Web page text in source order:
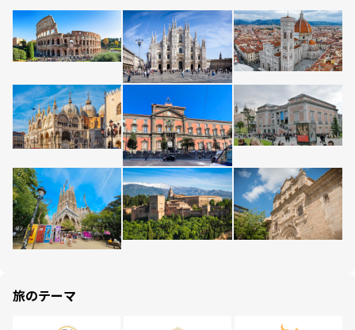
旅のテーマ